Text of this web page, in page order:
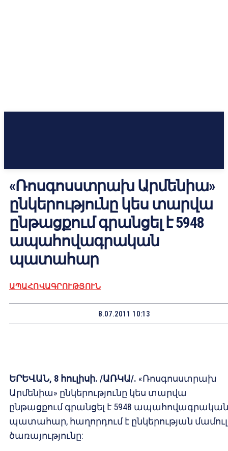
«Ռոսգոսստրախ Արմենիա»
ընկերությունը կես տարվա
ընթացքում գրանցել է 5948
ապահովագրական
պատահար
ԱՊԱՀՈՎԱԳՐՈՒԹՅՈՒՆ
8.07.2011 10:13
ԵՐԵՎԱՆ, 8 հուլիսի. /ԱՌԿԱ/. «Ռոսգոսստրախ
Արմենիա» ընկերությունը կես տարվա
ընթացքում գրանցել է 5948 ապահովագրական
պատահար, հաղորդում է ընկերության
ծառայությունը: